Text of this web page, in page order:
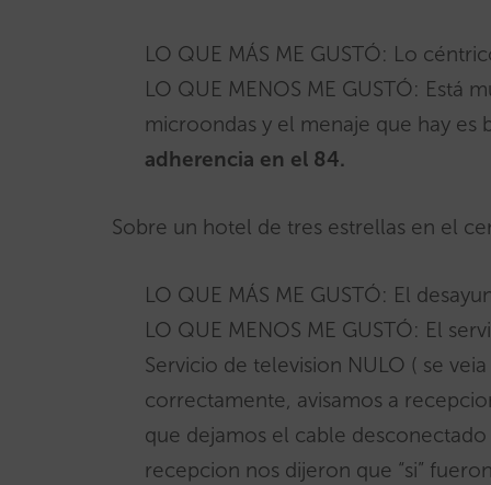
LO QUE MÁS ME GUSTÓ: Lo
LO QUE MENOS ME GUSTÓ: Está
microondas y el menaje que hay es
adherencia en el 84.
Sobre un hotel de tres estrellas en el
LO QUE MÁS ME GUSTÓ: El
LO QUE MENOS ME GUSTÓ: El
Servicio de television NULO ( se
correctamente, avisamos a
que dejamos el cable
recepcion nos dijeron que “si”